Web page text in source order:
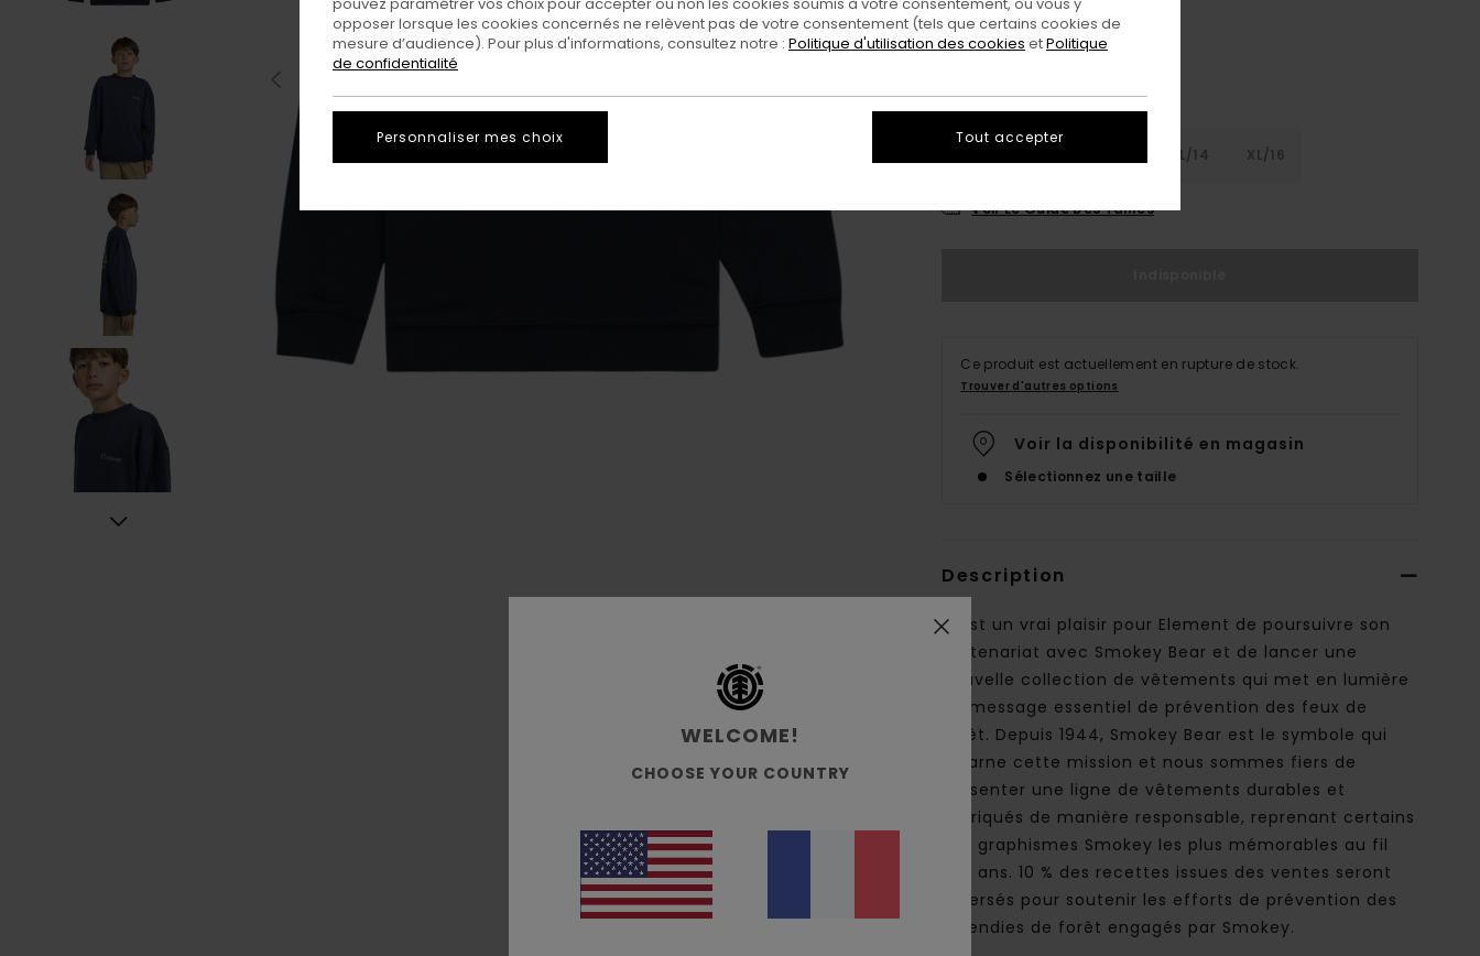
L/14 XL/16
Voir Le Guide Des Tailles
Ce produit est actuellement en rupture de stock.
Trouver d'autres options
Voir la disponibilité en magasin
Sélectionnez une taille
Description
C'est un vrai plaisir pour Element de poursuivre son
partenariat avec Smokey Bear et de lancer une
nouvelle collection de vêtements qui met en lumière
ce message essentiel de prévention des feux de
forêt. Depuis 1944, Smokey Bear est le symbole qui
incarne cette mission et nous sommes fiers de
présenter une ligne de vêtements durables et
fabriqués de manière responsable, reprenant certains
des graphismes Smokey les plus mémorables au fil
des ans. 10 % des recettes issues des ventes seront
reversés pour soutenir les efforts de prévention des
incendies de forêt engagés par Smokey.
WELCOME!
CHOOSE YOUR COUNTRY
opposer lorsque les cookies concernés ne relèvent pas de votre consentement (tels que certains cookies de
mesure d’audience). Pour plus d'informations, consultez notre : Politique d'utilisation des cookies etPolitique
de confidentialité
Personnaliser mes choix Tout accepter